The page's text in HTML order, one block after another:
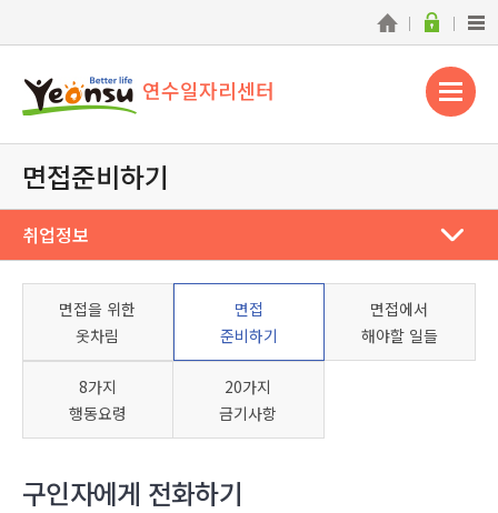
연수일자리센터
면접준비하기
취업정보
면접을 위한
옷차림
면접
준비하기
면접에서
해야할 일들
8가지
행동요령
20가지
금기사항
구인자에게 전화하기